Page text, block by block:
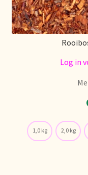
Personal Branding
Política de precios
Politique tarifaire
Prijsbeleid
Log in
1,0 kg 2,0 kg